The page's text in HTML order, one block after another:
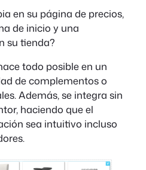
en su página de precios,
de inicio y una
su tienda?
todo posible en un
de complementos o
Además, se integra sin
haciendo que el
sea intuitivo incluso